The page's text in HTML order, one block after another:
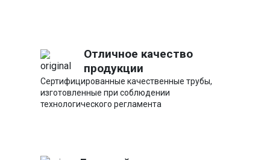
Отличное качество
продукции
Сертифицированные качественные трубы,
изготовленные при соблюдении
технологического регламента